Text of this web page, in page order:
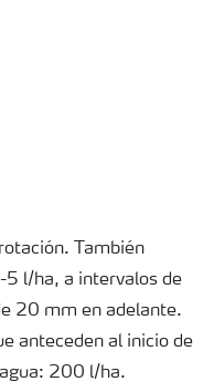
También
5 l/ha, a intervalos de
20 mm en adelante.
anteceden al inicio de
200 l/ha.